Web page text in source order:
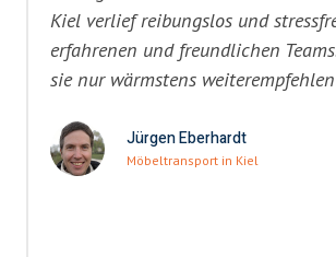
Kiel verlief reibungslos und
erfahrenen und freundlichen
sie nur wärmstens
Jürgen Eberhardt
Möbeltransport in Kiel